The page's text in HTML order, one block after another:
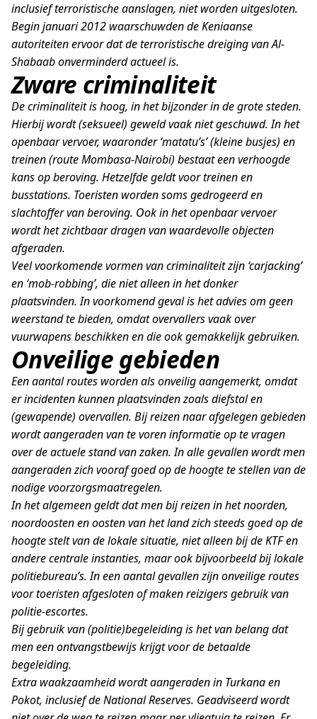
inclusief terroristische aanslagen, niet worden uitgesloten.
Begin januari 2012 waarschuwden de Keniaanse
autoriteiten ervoor dat de terroristische dreiging van Al-
Shabaab onverminderd actueel is.
Zware criminaliteit
De criminaliteit is hoog, in het bijzonder in de grote steden.
Hierbij wordt (seksueel) geweld vaak niet geschuwd. In het
openbaar vervoer, waaronder ‘matatu’s’ (kleine busjes) en
treinen (route Mombasa-Nairobi) bestaat een verhoogde
kans op beroving. Hetzelfde geldt voor treinen en
busstations. Toeristen worden soms gedrogeerd en
slachtoffer van beroving. Ook in het openbaar vervoer
wordt het zichtbaar dragen van waardevolle objecten
afgeraden.
Veel voorkomende vormen van criminaliteit zijn ‘carjacking’
en ‘mob-robbing’, die niet alleen in het donker
plaatsvinden. In voorkomend geval is het advies om geen
weerstand te bieden, omdat overvallers vaak over
vuurwapens beschikken en die ook gemakkelijk gebruiken.
Onveilige gebieden
Een aantal routes worden als onveilig aangemerkt, omdat
er incidenten kunnen plaatsvinden zoals diefstal en
(gewapende) overvallen. Bij reizen naar afgelegen gebieden
wordt aangeraden van te voren informatie op te vragen
over de actuele stand van zaken. In alle gevallen wordt men
aangeraden zich vooraf goed op de hoogte te stellen van de
nodige voorzorgsmaatregelen.
In het algemeen geldt dat men bij reizen in het noorden,
noordoosten en oosten van het land zich steeds goed op de
hoogte stelt van de lokale situatie, niet alleen bij de KTF en
andere centrale instanties, maar ook bijvoorbeeld bij lokale
politiebureau’s. In een aantal gevallen zijn onveilige routes
voor toeristen afgesloten of maken reizigers gebruik van
politie-escortes.
Bij gebruik van (politie)begeleiding is het van belang dat
men een ontvangstbewijs krijgt voor de betaalde
begeleiding.
Extra waakzaamheid wordt aangeraden in Turkana en
Pokot, inclusief de National Reserves. Geadviseerd wordt